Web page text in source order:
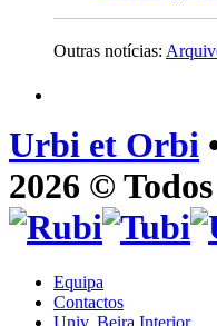
Outras notícias:
Urbi et Orbi
2026 ©
Equipa
Contactos
Univ. Beira Interior